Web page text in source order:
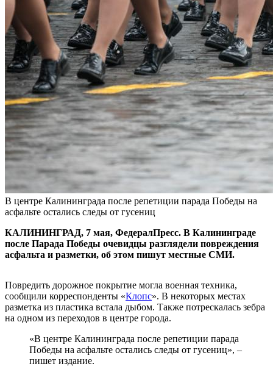
В центре Калининграда после репетиции парада Победы на
асфальте остались следы от гусениц
КАЛИНИНГРАД, 7 мая, ФедералПресс. В Калининграде
после Парада Победы очевидцы разглядели повреждения
асфальта и разметки, об этом пишут местные СМИ.
Повредить дорожное покрытие могла военная техника,
сообщили корреспонденты «Клопс». В некоторых местах
разметка из пластика встала дыбом. Также потрескалась зебра
на одном из переходов в центре города.
«В центре Калининграда после репетиции парада
Победы на асфальте остались следы от гусениц», –
пишет издание.